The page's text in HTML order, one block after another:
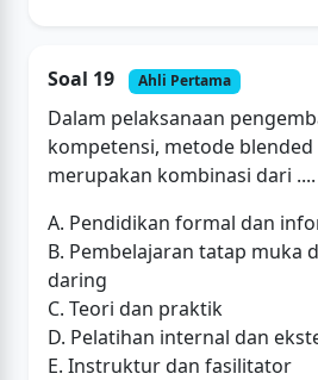
Soal 19 Ahli Pertama
Dalam pelaksanaan
kompetensi, metode
merupakan kombinasi dari ....
A. Pendidikan formal dan
B. Pembelajaran tatap muka
daring
C. Teori dan praktik
D. Pelatihan internal dan
E. Instruktur dan fasilitator